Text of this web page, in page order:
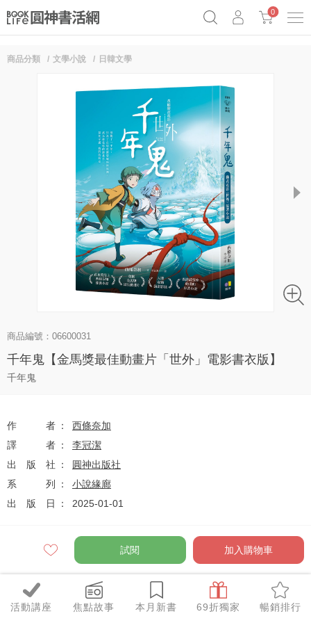
Netflix話題章魚小說！
0
活動講座 焦點故事 本月新書 69折獨家 暢銷排行
商品分類 文學小說 日韓文學
next
商品編號：06600031
千年鬼【金馬獎最佳動畫片「世外」電影書衣版】
千年鬼
作者
西條奈加
譯者
李冠潔
出版社
圓神出版社
系列
小說緣廊
出版日
2025-01-01
定價 $350
優惠價 折
試閱 加入購物車